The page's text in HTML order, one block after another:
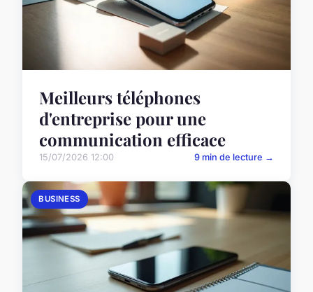
Meilleurs téléphones
d'entreprise pour une
communication efficace
15/07/2026 12:00 9 min de lecture →
BUSINESS